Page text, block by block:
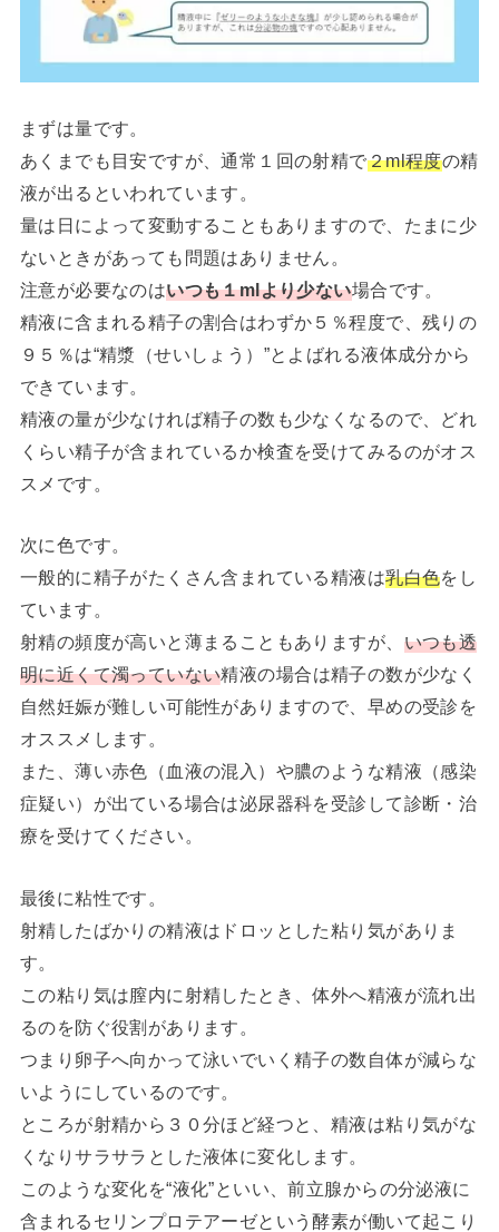
まずは量です。
あくまでも目安ですが、通常１回の射精で２ml程度の精
液が出るといわれています。
量は日によって変動することもありますので、たまに少
ないときがあっても問題はありません。
注意が必要なのはいつも１mlより少ない場合です。
精液に含まれる精子の割合はわずか５％程度で、残りの
９５％は“精漿（せいしょう）”とよばれる液体成分から
できています。
精液の量が少なければ精子の数も少なくなるので、どれ
くらい精子が含まれているか検査を受けてみるのがオス
スメです。
次に色です。
一般的に精子がたくさん含まれている精液は乳白色をし
ています。
射精の頻度が高いと薄まることもありますが、 いつも透
明に近くて濁っていない精液の場合は精子の数が少なく
自然妊娠が難しい可能性がありますので、早めの受診を
オススメします。
また、薄い赤色（血液の混入）や膿のような精液（感染
症疑い）が出ている場合は泌尿器科を受診して診断・治
療を受けてください。
最後に粘性です。
射精したばかりの精液はドロッとした粘り気がありま
す。
この粘り気は膣内に射精したとき、体外へ精液が流れ出
るのを防ぐ役割があります。
つまり卵子へ向かって泳いでいく精子の数自体が減らな
いようにしているのです。
ところが射精から３０分ほど経つと、精液は粘り気がな
くなりサラサラとした液体に変化します。
このような変化を“液化”といい、前立腺からの分泌液に
含まれるセリンプロテアーゼという酵素が働いて起こり